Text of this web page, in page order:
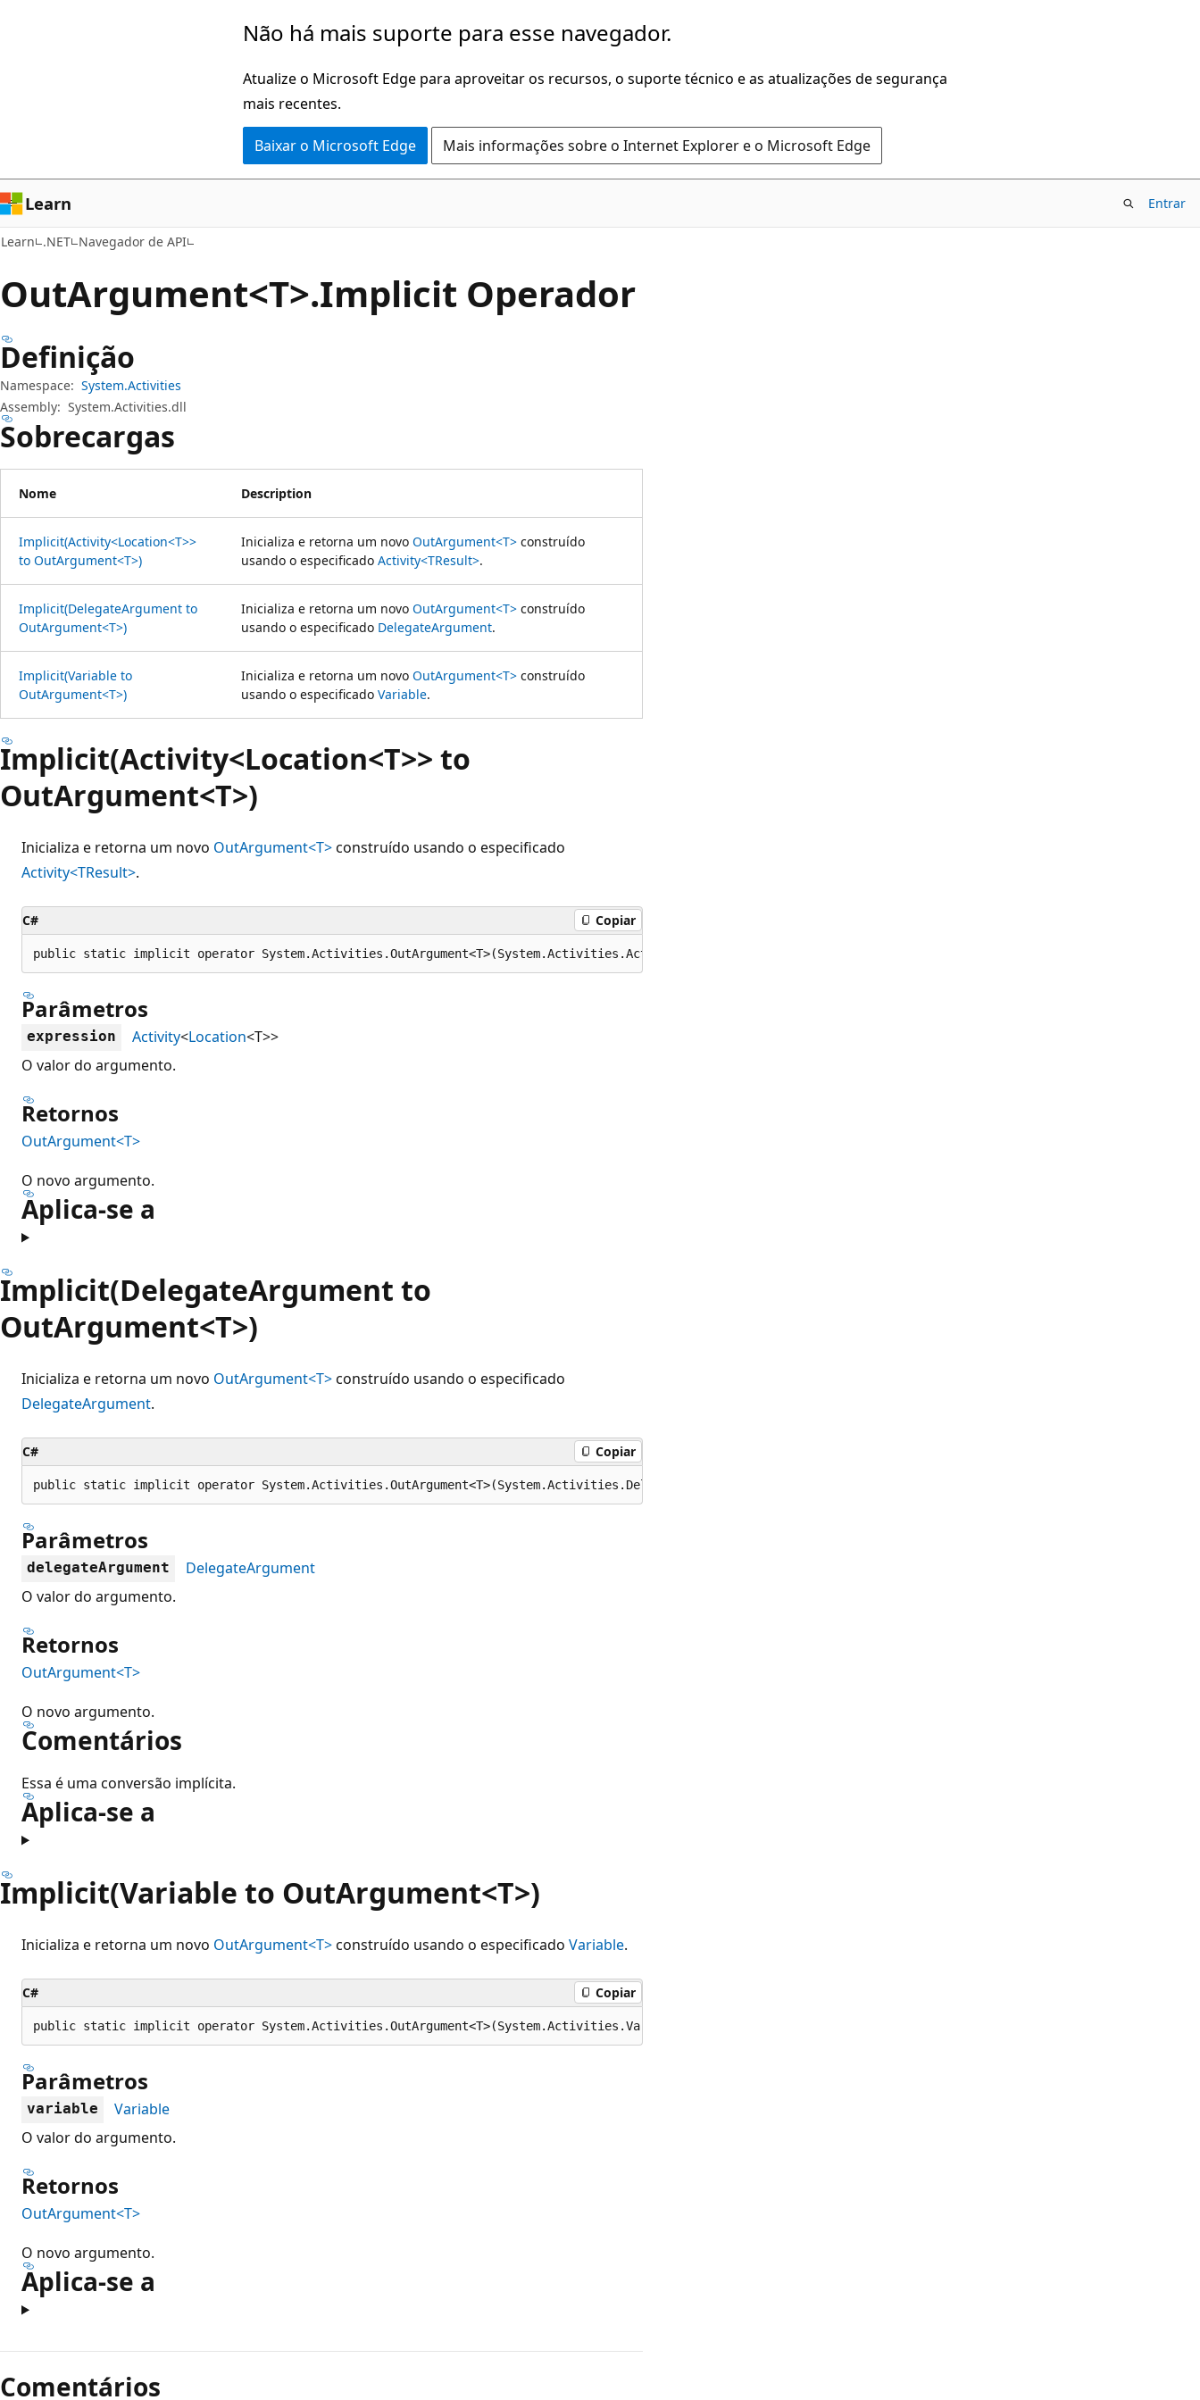
na
página
Não há mais suporte para esse navegador.
Atualize o Microsoft Edge para aproveitar os recursos, o suporte técnico e as atualizações de segurança
mais recentes.
Baixar o Microsoft Edge Mais informações sobre o Internet Explorer e o Microsoft Edge
Learn Entrar
Learn .NET Navegador de API
OutArgument<T>.Implicit Operador
Definição
Namespace: System.Activities
Assembly: System.Activities.dll
Sobrecargas
Nome Description
Implicit(Activity<Location<T>>
to OutArgument<T>)
Inicializa e retorna um novo OutArgument<T> construído
usando o especificado Activity<TResult>.
Implicit(DelegateArgument to
OutArgument<T>)
Inicializa e retorna um novo OutArgument<T> construído
usando o especificado DelegateArgument.
Implicit(Variable to
OutArgument<T>)
Inicializa e retorna um novo OutArgument<T> construído
usando o especificado Variable.
Implicit(Activity<Location<T>> to
OutArgument<T>)
Inicializa e retorna um novo OutArgument<T>construído usando o especificado
Activity<TResult>.
C# Copiar
public static implicit operator System.Activities.OutArgument<T>(System.Activities.Activity<System.Activities.Location<T>> expression);
Parâmetros
expression Activity<Location<T>>
O valor do argumento.
Retornos
OutArgument<T>
O novo argumento.
Aplica-se a
Implicit(DelegateArgument to
OutArgument<T>)
Inicializa e retorna um novo OutArgument<T>construído usando o especificado
DelegateArgument.
C# Copiar
public static implicit operator System.Activities.OutArgument<T>(System.Activities.DelegateArgument delegateArgument);
Parâmetros
delegateArgument
DelegateArgument
O valor do argumento.
Retornos
OutArgument<T>
O novo argumento.
Comentários
Essa é uma conversão implícita.
Aplica-se a
Implicit(Variable to OutArgument<T>)
Inicializa e retorna um novo OutArgument<T>construído usando o especificado Variable.
C# Copiar
public static implicit operator System.Activities.OutArgument<T>(System.Activities.Variable variable);
Parâmetros
variable
Variable
O valor do argumento.
Retornos
OutArgument<T>
O novo argumento.
Aplica-se a
Modo
de
Comentários